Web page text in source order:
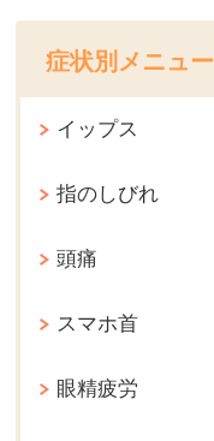
症状別メニュー
イップス
指のしびれ
頭痛
スマホ首
眼精疲労